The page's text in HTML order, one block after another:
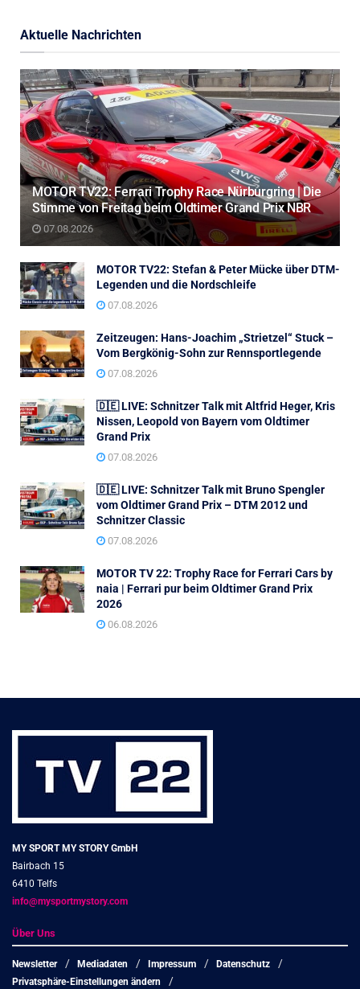
Aktuelle Nachrichten
MOTOR TV22: Ferrari Trophy Race Nürburgring | Die
Stimme von Freitag beim Oldtimer Grand Prix NBR
07.08.2026
MOTOR TV22: Stefan & Peter Mücke über DTM-
Legenden und die Nordschleife
07.08.2026
Zeitzeugen: Hans-Joachim „Strietzel“ Stuck –
Vom Bergkönig-Sohn zur Rennsportlegende
07.08.2026
🇩🇪 LIVE: Schnitzer Talk mit Altfrid Heger, Kris
Nissen, Leopold von Bayern vom Oldtimer
Grand Prix
07.08.2026
🇩🇪 LIVE: Schnitzer Talk mit Bruno Spengler
vom Oldtimer Grand Prix – DTM 2012 und
Schnitzer Classic
07.08.2026
MOTOR TV 22: Trophy Race for Ferrari Cars by
naia | Ferrari pur beim Oldtimer Grand Prix
2026
06.08.2026
MY SPORT MY STORY GmbH
Bairbach 15
6410 Telfs
info@mysportmystory.com
Über Uns
Newsletter Mediadaten Impressum
Datenschutz
Privatsphäre-Einstellungen ändern